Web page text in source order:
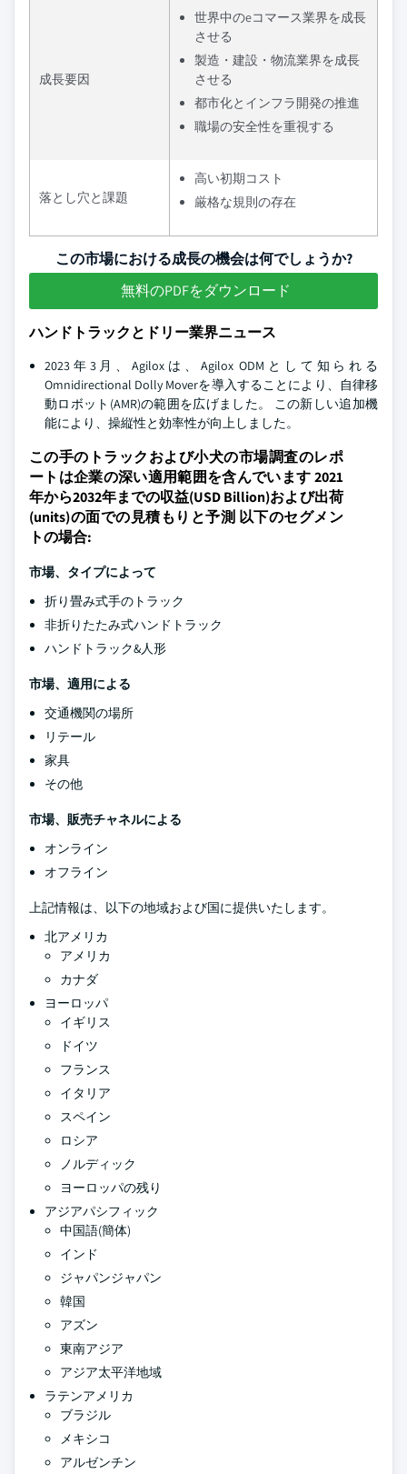
成長要因
世界中のeコマース業界を成長
させる
製造・建設・物流業界を成長
させる
都市化とインフラ開発の推進
職場の安全性を重視する
落とし穴と課題
高い初期コスト
厳格な規則の存在
この市場における成長の機会は何でしょうか?
無料のPDFをダウンロード
ハンドトラックとドリー業界ニュース
2023年3月、Agiloxは、Agilox ODMとして知られる
Omnidirectional Dolly Moverを導入することにより、自律移
動ロボット(AMR)の範囲を広げました。 この新しい追加機
能により、操縦性と効率性が向上しました。
この手のトラックおよび小犬の市場調査のレポ
ートは企業の深い適用範囲を含んでいます 2021
年から2032年までの収益(USD Billion)および出荷
(units)の面での見積もりと予測 以下のセグメン
トの場合:
市場、タイプによって
折り畳み式手のトラック
非折りたたみ式ハンドトラック
ハンドトラック&人形
市場、適用による
交通機関の場所
リテール
家具
その他
市場、販売チャネルによる
オンライン
オフライン
上記情報は、以下の地域および国に提供いたします。
北アメリカ
アメリカ
カナダ
ヨーロッパ
イギリス
ドイツ
フランス
イタリア
スペイン
ロシア
ノルディック
ヨーロッパの残り
アジアパシフィック
中国語(簡体)
インド
ジャパンジャパン
韓国
アズン
東南アジア
アジア太平洋地域
ラテンアメリカ
ブラジル
メキシコ
アルゼンチン